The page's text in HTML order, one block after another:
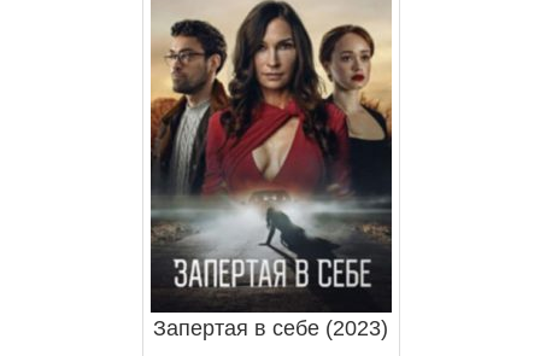
Запертая в себе (2023)